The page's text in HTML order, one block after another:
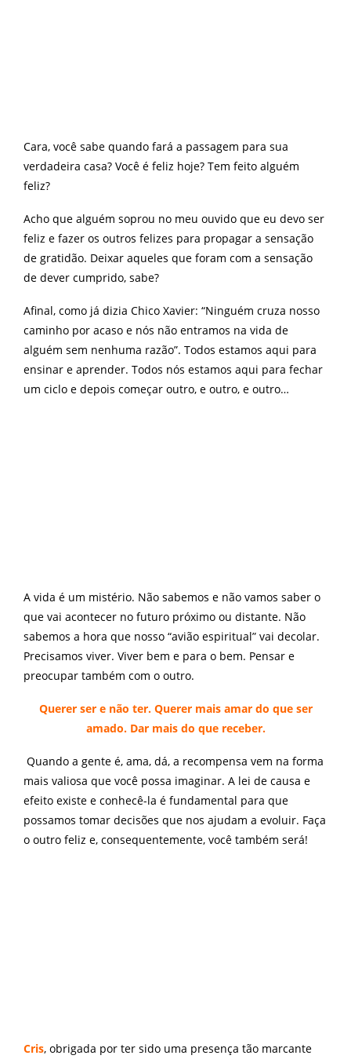
Cara, você sabe quando fará a passagem para sua
verdadeira casa? Você é feliz hoje? Tem feito alguém
feliz?
Acho que alguém soprou no meu ouvido que eu devo ser
feliz e fazer os outros felizes para propagar a sensação
de gratidão. Deixar aqueles que foram com a sensação
de dever cumprido, sabe?
Afinal, como já dizia Chico Xavier: “Ninguém cruza nosso
caminho por acaso e nós não entramos na vida de
alguém sem nenhuma razão”. Todos estamos aqui para
ensinar e aprender. Todos nós estamos aqui para fechar
um ciclo e depois começar outro, e outro, e outro…
A vida é um mistério. Não sabemos e não vamos saber o
que vai acontecer no futuro próximo ou distante. Não
sabemos a hora que nosso “avião espiritual” vai decolar.
Precisamos viver. Viver bem e para o bem. Pensar e
preocupar também com o outro.
Querer ser e não ter. Querer mais amar do que ser
amado. Dar mais do que receber.
Quando a gente é, ama, dá, a recompensa vem na forma
mais valiosa que você possa imaginar. A lei de causa e
efeito existe e conhecê-la é fundamental para que
possamos tomar decisões que nos ajudam a evoluir. Faça
o outro feliz e, consequentemente, você também será!
Cris, obrigada por ter sido uma presença tão marcante